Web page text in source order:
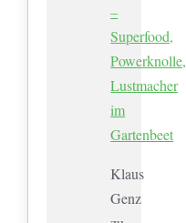
–
Superfood,
Powerknolle,
Lustmacher
im
Gartenbeet
Klaus
Genz